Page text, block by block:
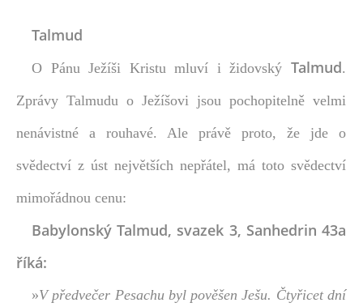
Talmud
O Pánu Ježíši Kristu mluví i židovský Talmud.
Zprávy Talmudu o Ježíšovi jsou pochopitelně velmi
nenávistné a rouhavé. Ale právě proto, že jde o
svědectví z úst největších nepřátel, má toto svědectví
mimořádnou cenu:
Babylonský Talmud, svazek 3, Sanhedrin 43a
říká:
»V předvečer Pesachu byl pověšen Ješu. Čtyřicet dní